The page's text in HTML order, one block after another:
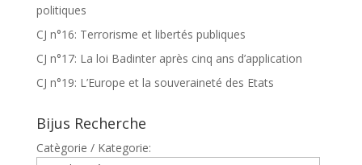
politiques
CJ n°16: Terrorisme et libertés publiques
CJ n°17: La loi Badinter après cinq ans d’application
CJ n°19: L’Europe et la souveraineté des Etats
Bijus Recherche
Catègorie / Kategorie: